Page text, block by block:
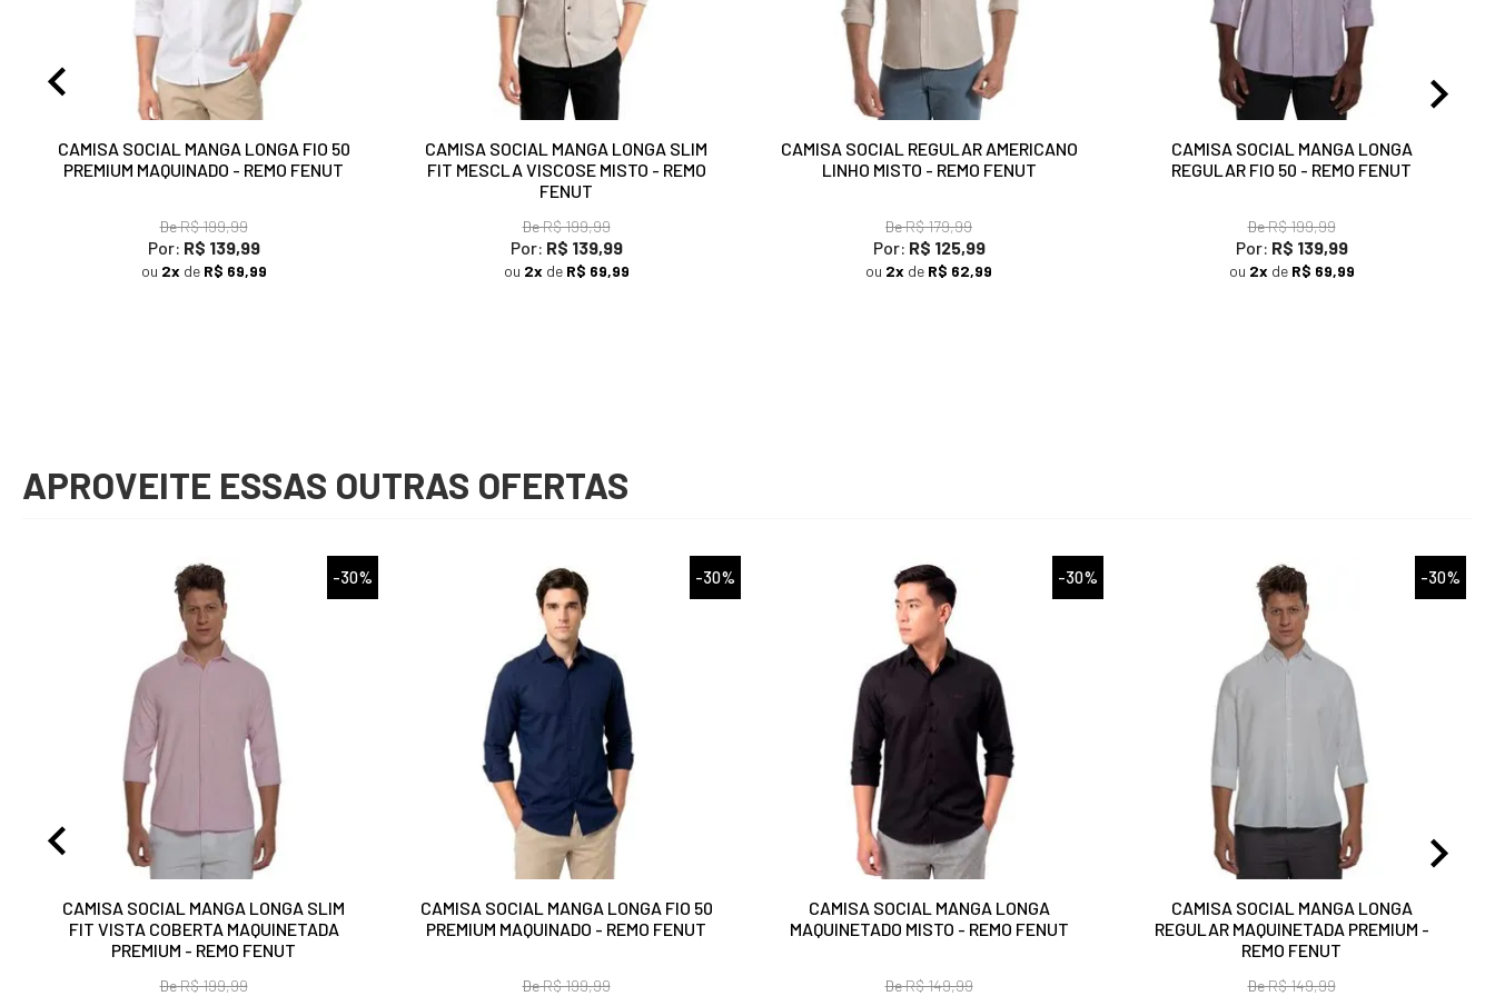
CAMISA SOCIAL MANGA LONGA FIO 50
PREMIUM MAQUINADO - REMO FENUT
DeR$ 199,99
Por: R$ 139,99
ou 2x de R$ 69,99
CAMISA SOCIAL MANGA LONGA SLIM
FIT MESCLA VISCOSE MISTO - REMO
FENUT
DeR$ 199,99
Por: R$ 139,99
ou 2x de R$ 69,99
CAMISA SOCIAL REGULAR AMERICANO
LINHO MISTO - REMO FENUT
DeR$ 179,99
Por: R$ 125,99
ou 2x de R$ 62,99
CAMISA SOCIAL MANGA LONGA
REGULAR FIO 50 - REMO FENUT
DeR$ 199,99
Por: R$ 139,99
ou 2x de R$ 69,99
APROVEITE ESSAS OUTRAS OFERTAS
-30%
CAMISA SOCIAL MANGA LONGA SLIM
FIT VISTA COBERTA MAQUINETADA
PREMIUM - REMO FENUT
DeR$ 199,99
-30%
CAMISA SOCIAL MANGA LONGA FIO 50
PREMIUM MAQUINADO - REMO FENUT
DeR$ 199,99
-30%
CAMISA SOCIAL MANGA LONGA
MAQUINETADO MISTO - REMO FENUT
DeR$ 149,99
-30%
CAMISA SOCIAL MANGA LONGA
REGULAR MAQUINETADA PREMIUM -
REMO FENUT
DeR$ 149,99